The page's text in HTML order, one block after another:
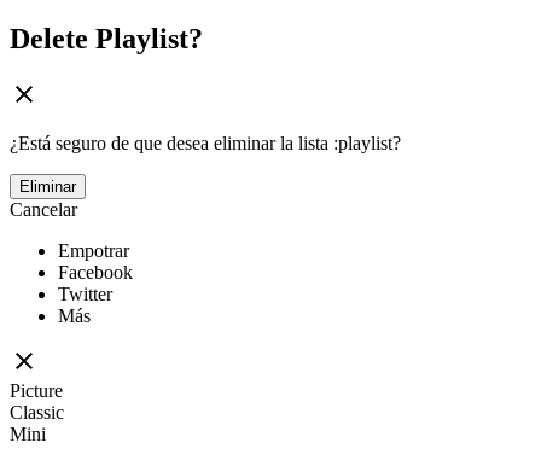
Delete Playlist?
¿Está seguro de que desea eliminar la lista :playlist?
Eliminar
Cancelar
Empotrar
Facebook
Twitter
Más
Picture
Classic
Mini